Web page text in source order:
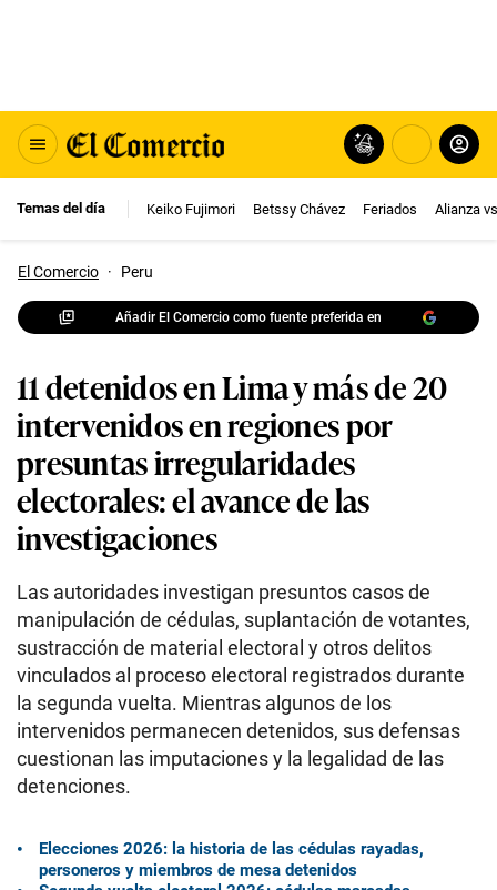
Temas del día Keiko Fujimori Betssy Chávez Feriados Alianza
El Comercio · Peru
Añadir El Comercio como fuente preferida en
11 detenidos en Lima y más de 20
intervenidos en regiones por
presuntas irregularidades
electorales: el avance de las
investigaciones
Las autoridades investigan presuntos casos de
manipulación de cédulas, suplantación de votantes,
sustracción de material electoral y otros delitos
vinculados al proceso electoral registrados durante
la segunda vuelta. Mientras algunos de los
intervenidos permanecen detenidos, sus defensas
cuestionan las imputaciones y la legalidad de las
detenciones.
Elecciones 2026: la historia de las cédulas rayadas,
personeros y miembros de mesa detenidos